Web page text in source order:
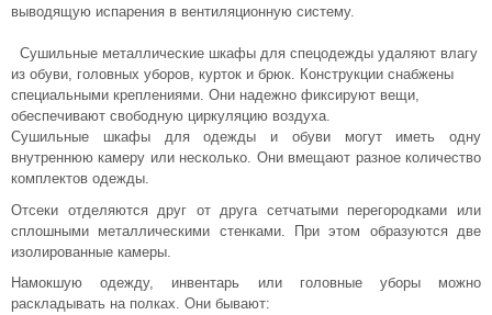
выводящую испарения в вентиляционную систему.
Сушильные металлические шкафы для спецодежды удаляют влагу
из обуви, головных уборов, курток и брюк. Конструкции снабжены
специальными креплениями. Они надежно фиксируют вещи,
обеспечивают свободную циркуляцию воздуха.
Сушильные шкафы для одежды и обуви могут иметь одну
внутреннюю камеру или несколько. Они вмещают разное количество
комплектов одежды.
Отсеки отделяются друг от друга сетчатыми перегородками или
сплошными металлическими стенками. При этом образуются две
изолированные камеры.
Намокшую одежду, инвентарь или головные уборы можно
раскладывать на полках. Они бывают: